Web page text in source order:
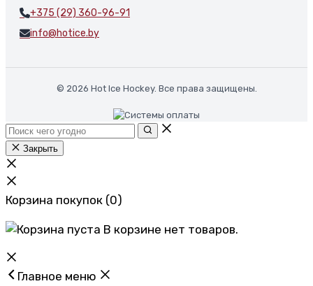
+375 (29) 360-96-91
info@hotice.by
© 2026 Hot Ice Hockey. Все права защищены.
Закрыть
Корзина покупок (0)
В корзине нет товаров.
Главное меню